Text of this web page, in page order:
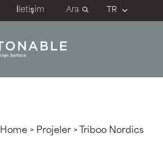
İletişim Ara
Home > Projeler > Triboo Nordics